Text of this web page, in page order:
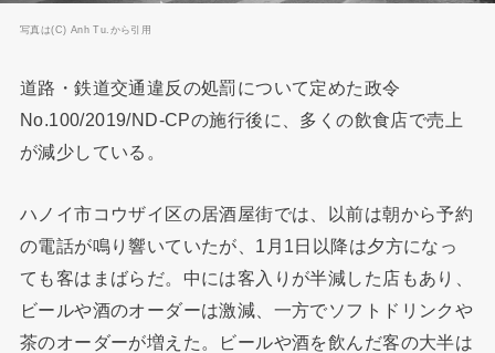
写真は(C) Anh Tu.から引用
道路・鉄道交通違反の処罰について定めた政令
No.100/2019/ND-CPの施行後に、多くの飲食店で売上
が減少している。
ハノイ市コウザイ区の居酒屋街では、以前は朝から予約
の電話が鳴り響いていたが、1月1日以降は夕方になっ
ても客はまばらだ。中には客入りが半減した店もあり、
ビールや酒のオーダーは激減、一方でソフトドリンクや
茶のオーダーが増えた。ビールや酒を飲んだ客の大半は